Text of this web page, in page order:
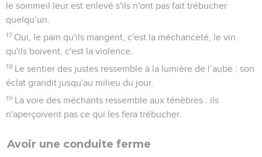
le sommeil leur est enlevé s'ils n'ont pas fait trébucher
quelqu’un.
17 Oui, le pain qu'ils mangent, c'est la méchanceté, le vin
qu'ils boivent, c'est la violence.
18 Le sentier des justes ressemble à la lumière de l’aube : son
éclat grandit jusqu'au milieu du jour.
19 La voie des méchants ressemble aux ténèbres : ils
n'aperçoivent pas ce qui les fera trébucher.
Avoir une conduite ferme